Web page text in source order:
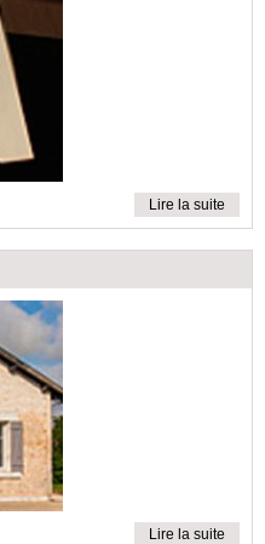
Lire la suite
Lire la suite